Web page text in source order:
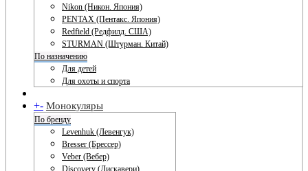
Nikon (Никон. Япония)
PENTAX (Пентакс. Япония)
Redfield (Редфилд. США)
STURMAN (Штурман. Китай)
По назначению
Для детей
Для охоты и спорта
+- Монокуляры
По бренду
Levenhuk (Левенгук)
Bresser (Брессер)
Veber (Вебер)
Discovery (Дискавери)